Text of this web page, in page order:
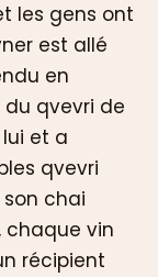
les gens ont
est allé
en
qvevri de
et a
qvevri
chai
chaque vin
récipient